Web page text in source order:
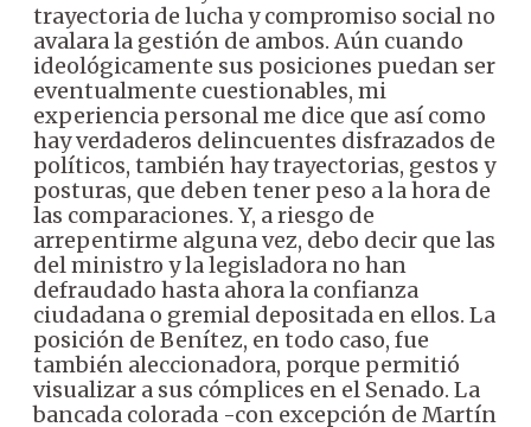
trayectoria de lucha y compromiso social no
avalara la gestión de ambos. Aún cuando
ideológicamente sus posiciones puedan ser
eventualmente cuestionables, mi
experiencia personal me dice que así como
hay verdaderos delincuentes disfrazados de
políticos, también hay trayectorias, gestos y
posturas, que deben tener peso a la hora de
las comparaciones. Y, a riesgo de
arrepentirme alguna vez, debo decir que las
del ministro y la legisladora no han
defraudado hasta ahora la confianza
ciudadana o gremial depositada en ellos. La
posición de Benítez, en todo caso, fue
también aleccionadora, porque permitió
visualizar a sus cómplices en el Senado. La
bancada colorada -con excepción de Martín